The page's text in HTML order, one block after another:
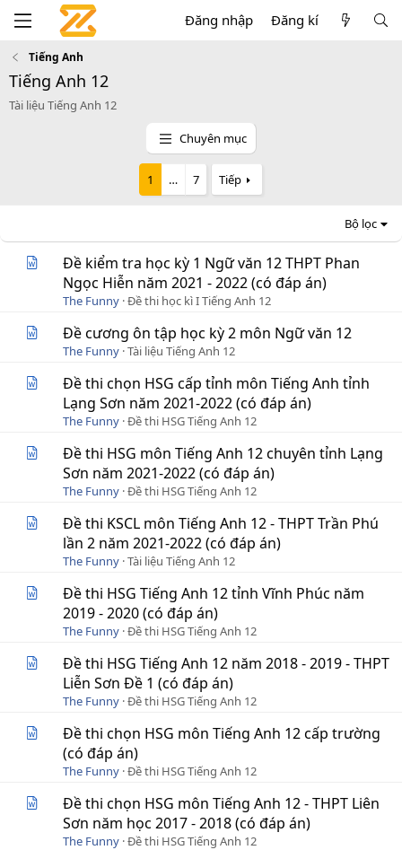
Đăng nhập Đăng kí
Tiếng Anh
Tiếng Anh 12
Tài liệu Tiếng Anh 12
Chuyên mục
1 … 7 Tiếp
Bộ lọc
Đề kiểm tra học kỳ 1 Ngữ văn 12 THPT Phan
Ngọc Hiễn năm 2021 - 2022 (có đáp án)
The Funny Đề thi học kì I Tiếng Anh 12
Đề cương ôn tập học kỳ 2 môn Ngữ văn 12
The Funny Tài liệu Tiếng Anh 12
Đề thi chọn HSG cấp tỉnh môn Tiếng Anh tỉnh
Lạng Sơn năm 2021-2022 (có đáp án)
The Funny Đề thi HSG Tiếng Anh 12
Đề thi HSG môn Tiếng Anh 12 chuyên tỉnh Lạng
Sơn năm 2021-2022 (có đáp án)
The Funny Đề thi HSG Tiếng Anh 12
Đề thi KSCL môn Tiếng Anh 12 - THPT Trần Phú
lần 2 năm 2021-2022 (có đáp án)
The Funny Tài liệu Tiếng Anh 12
Đề thi HSG Tiếng Anh 12 tỉnh Vĩnh Phúc năm
2019 - 2020 (có đáp án)
The Funny Đề thi HSG Tiếng Anh 12
Đề thi HSG Tiếng Anh 12 năm 2018 - 2019 - THPT
Liễn Sơn Đề 1 (có đáp án)
The Funny Đề thi HSG Tiếng Anh 12
Đề thi chọn HSG môn Tiếng Anh 12 cấp trường
(có đáp án)
The Funny Đề thi HSG Tiếng Anh 12
Đề thi chọn HSG môn Tiếng Anh 12 - THPT Liên
Sơn năm học 2017 - 2018 (có đáp án)
The Funny Đề thi HSG Tiếng Anh 12